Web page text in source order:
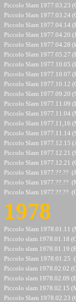
Piccolo Slam 1977.03.23
Piccolo Slam 1977.03.24
Piccolo Slam 1977.04.14
Piccolo Slam 1977.04.20
Piccolo Slam 1977.04.28
Piccolo Slam 1977.05.27
Piccolo Slam 1977.10.05
Piccolo Slam 1977.10.07
Piccolo Slam 1977.10.12
Piccolo Slam 1977.09.20
Piccolo Slam 1977.11.09
Piccolo Slam 1977.11.04
Piccolo Slam 1977.11,16
Piccolo Slam 1977.11.14
Piccolo Slam 1977.12.15
Piccolo Slam 1977.12.21
Piccolo Slam 1977.12.21
Piccolo Slam 1977.??.??
Piccolo Slam 1977.??.??
Piccolo Slam 1977.??.??
1978
Piccolo Slam 1978.01.11
Piccolo slam 1978.01.18
Piccolo slam 1978.01.19
Piccolo Slam 1978.01.25
Piccolo slam 1978.02.02
Piccolo slam 1978.02.09
Piccolo slam 1978.02.15
Piccolo Slam 1978.02.23